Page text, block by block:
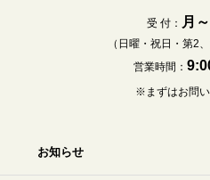
受 付： 月
（日曜・祝日・第2
営業時間：
※まずはお問
お知らせ